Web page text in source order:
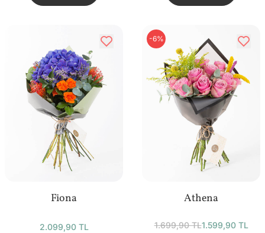
Fiona
2.099,90 TL
-6%
Athena
1.699,90 TL1.599,90 TL